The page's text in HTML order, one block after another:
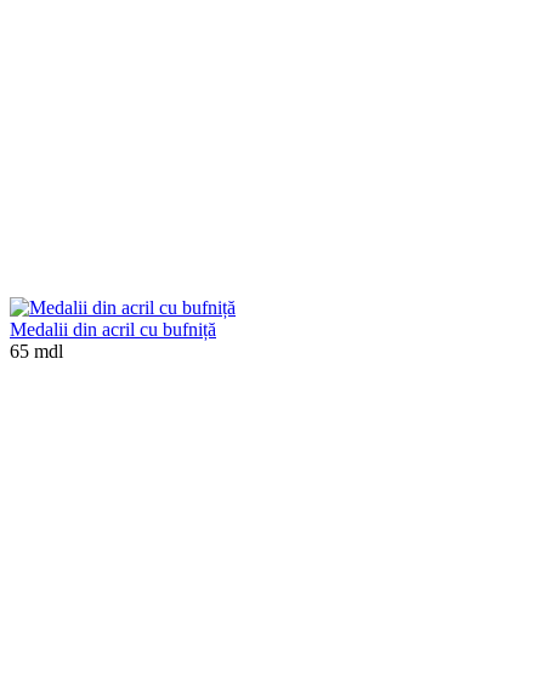
Medalii din acril cu bufniță
65 mdl